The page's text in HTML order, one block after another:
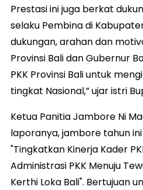
Prestasi ini juga berkat
selaku Pembina di
dukungan, arahan dan
Provinsi Bali dan Gubernur
PKK Provinsi Bali untuk
tingkat Nasional,” ujar istri
Ketua Panitia Jambore Ni
laporanya, jambore tahun
"Tingkatkan Kinerja Kader
Administrasi PKK Menuju
Kerthi Loka Bali". Bertujuan